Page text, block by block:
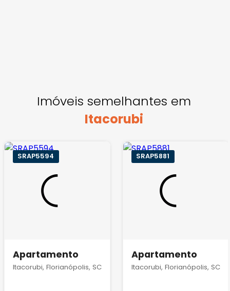
Imóveis semelhantes em
Itacorubi
SRAP5594
Apartamento
Itacorubi, Florianópolis, SC
SRAP5881
Apartamento
Itacorubi, Florianópolis, SC